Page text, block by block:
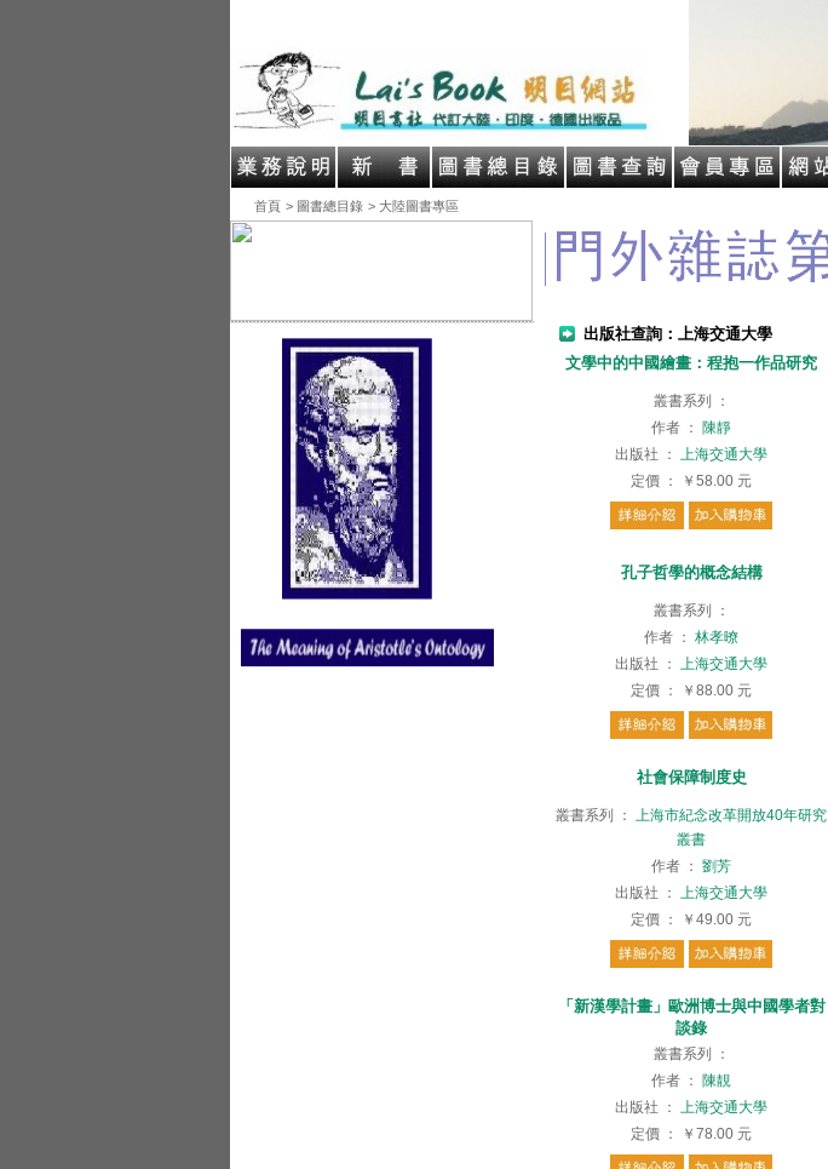
首頁 > 圖書總目錄 > 大陸圖書專區
出版社查詢：上海交通大學
文學中的中國繪畫：程抱一作品研究
叢書系列
：
作者 ：
陳靜
出版社
： 上海交通大學
定價 ： ￥58.00 元
孔子哲學的概念結構
叢書系列
：
作者 ： 林孝暸
出版社
： 上海交通大學
定價 ： ￥88.00 元
社會保障制度史
叢書系列 ： 上海市紀念改革開放40年研究
叢書
作者 ： 劉芳
出版社
： 上海交通大學
定價 ： ￥49.00 元
「新漢學計畫」歐洲博士與中國學者對
談錄
叢書系列
：
作者 ：
陳靚
出版社
： 上海交通大學
定價 ： ￥78.00 元